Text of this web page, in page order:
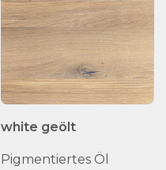
white geölt
Pigmentiertes Öl